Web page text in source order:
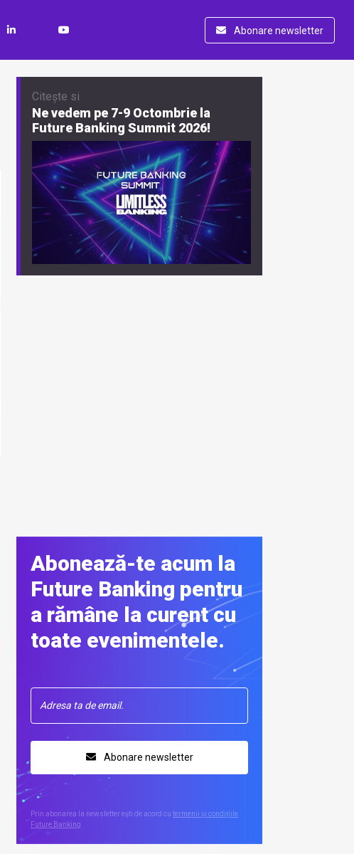
Abonare newsletter
Citește si
Ne vedem pe 7-9 Octombrie la
Future Banking Summit 2026!
Abonează-te acum la
Future Banking pentru
a rămâne la curent cu
toate evenimentele.
Abonare newsletter
Prin abonarea la newsletter ești de acord cu termenii și condițiile
Future Banking